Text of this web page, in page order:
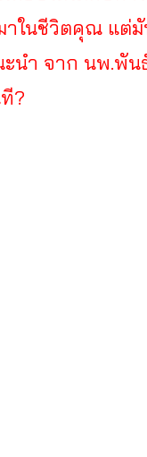
ในชีวิตคุณ แต่
ำ จาก นพ.พัน
?